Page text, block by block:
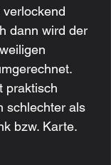
dann wird der
praktisch
schlechter als
bzw. Karte.